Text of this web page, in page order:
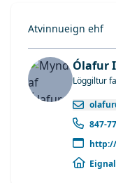
Atvinnueign ehf
Ólafur
Löggiltur
847-